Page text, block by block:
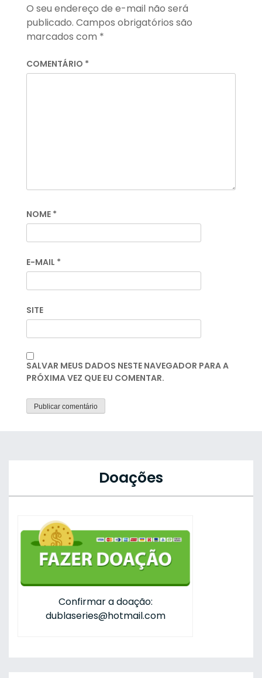
O seu endereço de e-mail não será
publicado. Campos obrigatórios são
marcados com *
COMENTÁRIO *
NOME *
E-MAIL *
SITE
SALVAR MEUS DADOS NESTE NAVEGADOR PARA A
PRÓXIMA VEZ QUE EU COMENTAR.
Doações
Confirmar a doação:
dublaseries@hotmail.com